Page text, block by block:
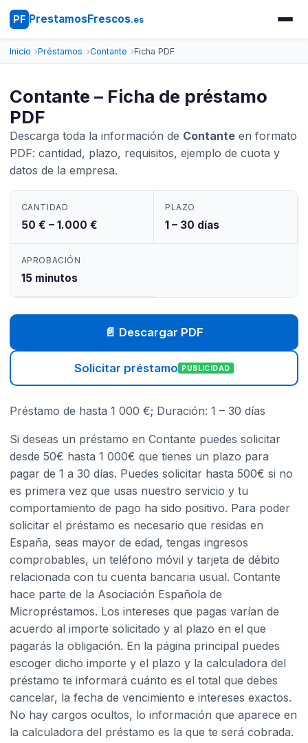
PF PrestamosFrescos.es
Inicio Préstamos Contante Ficha PDF
Contante – Ficha de préstamo
PDF
Descarga toda la información de Contanteen formato
PDF: cantidad, plazo, requisitos, ejemplo de cuota y
datos de la empresa.
CANTIDAD
50 € – 1.000 €
PLAZO
1 – 30 días
APROBACIÓN
15 minutos
📄 Descargar PDF
Solicitar préstamo PUBLICIDAD
Préstamo de hasta 1 000 €; Duración: 1 – 30 días
Si deseas un préstamo en Contante puedes solicitar
desde 50€ hasta 1 000€ que tienes un plazo para
pagar de 1 a 30 días. Puedes solicitar hasta 500€ si no
es primera vez que usas nuestro servicio y tu
comportamiento de pago ha sido positivo. Para poder
solicitar el préstamo es necesario que residas en
España, seas mayor de edad, tengas ingresos
comprobables, un teléfono móvil y tarjeta de débito
relacionada con tu cuenta bancaria usual. Contante
hace parte de la Asociación Española de
Micropréstamos. Los intereses que pagas varían de
acuerdo al importe solicitado y al plazo en el que
pagarás la obligación. En la página principal puedes
escoger dicho importe y el plazo y la calculadora del
préstamo te informará cuánto es el total que debes
cancelar, la fecha de vencimiento e intereses exactos.
No hay cargos ocultos, lo información que aparece en
la calculadora del préstamo es la que te será cobrada.